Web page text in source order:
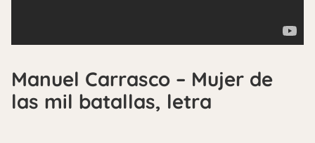
Manuel Carrasco – Mujer de
las mil batallas, letra